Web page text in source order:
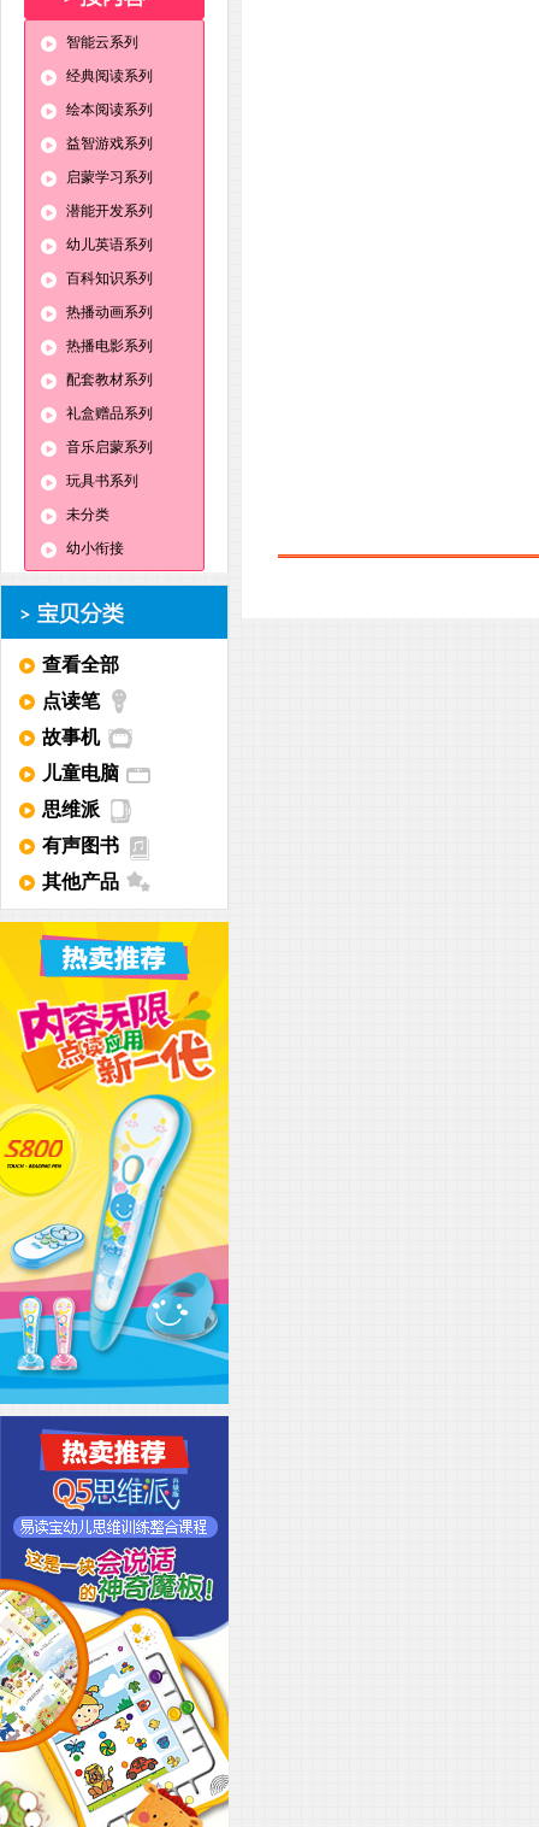
智能云系列
经典阅读系列
绘本阅读系列
益智游戏系列
启蒙学习系列
潜能开发系列
幼儿英语系列
百科知识系列
热播动画系列
热播电影系列
配套教材系列
礼盒赠品系列
音乐启蒙系列
玩具书系列
未分类
幼小衔接
查看全部
点读笔
故事机
儿童电脑
思维派
有声图书
其他产品